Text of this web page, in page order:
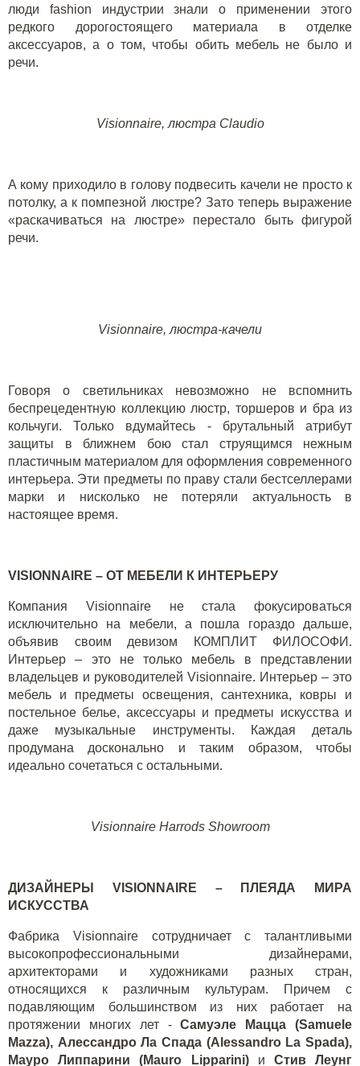
люди fashion индустрии знали о применении этого
редкого дорогостоящего материала в отделке
аксессуаров, а о том, чтобы обить мебель не было и
речи.
Visionnaire, люстра Сlaudio
А кому приходило в голову подвесить качели не просто к
потолку, а к помпезной люстре? Зато теперь выражение
«раскачиваться на люстре» перестало быть фигурой
речи.
Visionnaire, люстра-качели
Говоря о светильниках невозможно не вспомнить
беспрецедентную коллекцию люстр, торшеров и бра из
кольчуги. Только вдумайтесь - брутальный атрибут
защиты в ближнем бою стал струящимся нежным
пластичным материалом для оформления современного
интерьера. Эти предметы по праву стали бестселлерами
марки и нисколько не потеряли актуальность в
настоящее время.
VISIONNAIRE – ОТ МЕБЕЛИ К ИНТЕРЬЕРУ
Компания Visionnaire не стала фокусироваться
исключительно на мебели, а пошла гораздо дальше,
объявив своим девизом КОМПЛИТ ФИЛОСОФИ.
Интерьер – это не только мебель в представлении
владельцев и руководителей Visionnaire. Интерьер – это
мебель и предметы освещения, сантехника, ковры и
постельное белье, аксессуары и предметы искусства и
даже музыкальные инструменты. Каждая деталь
продумана досконально и таким образом, чтобы
идеально сочетаться с остальными.
Visionnaire Harrods Showroom
ДИЗАЙНЕРЫ VISIONNAIRE – ПЛЕЯДА МИРА
ИСКУССТВА
Фабрика Visionnaire сотрудничает с талантливыми
высокопрофессиональными дизайнерами,
архитекторами и художниками разных стран,
относящихся к различным культурам. Причем с
подавляющим большинством из них работает на
протяжении многих лет -Самуэле Мацца (Samuele
Mazza), Алессандро Ла Спада (Alessandro La Spada),
Мауро Липпарини (Mauro Lipparini)и Стив Леунг